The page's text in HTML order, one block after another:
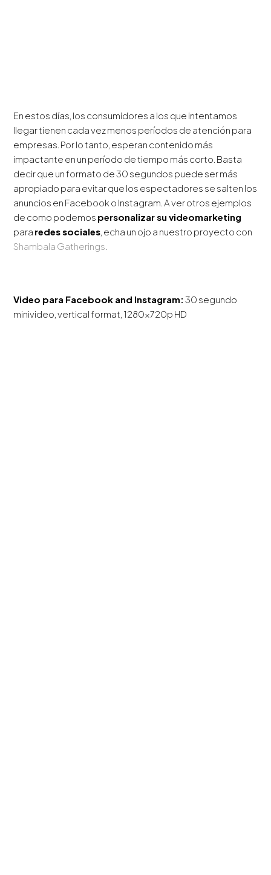
En estos días, los consumidores a los que intentamos
llegar tienen cada vez menos períodos de atención para
empresas. Por lo tanto, esperan contenido más
impactante en un período de tiempo más corto. Basta
decir que un formato de 30 segundos puede ser más
apropiado para evitar que los espectadores se salten los
anuncios en Facebook o Instagram. A ver otros ejemplos
de como podemos personalizar su videomarketing
para redes sociales, echa un ojo a nuestro proyecto con
Shambala Gatherings.
Video para Facebook and Instagram: 30 segundo
minivideo, vertical format, 1280x720p HD